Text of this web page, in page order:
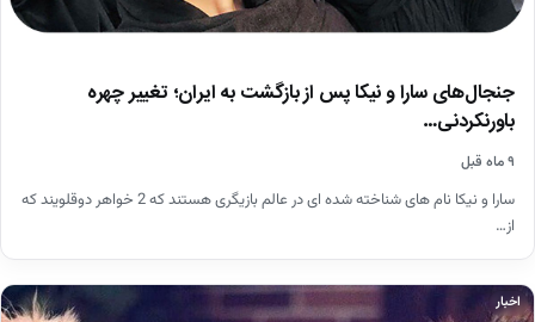
جنجال‌های سارا و نیکا پس از بازگشت به ایران؛ تغییر چهره
باورنکردنی…
۹ ماه قبل
سارا و نیکا نام های شناخته شده ای در عالم بازیگری هستند که 2 خواهر دوقلویند که
از…
اخبار